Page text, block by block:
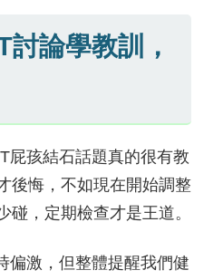
論學教訓，
屁孩結石話題真的很有教
後悔，不如現在開始調整
碰，定期檢查才是王道。
偏激，但整體提醒我們健